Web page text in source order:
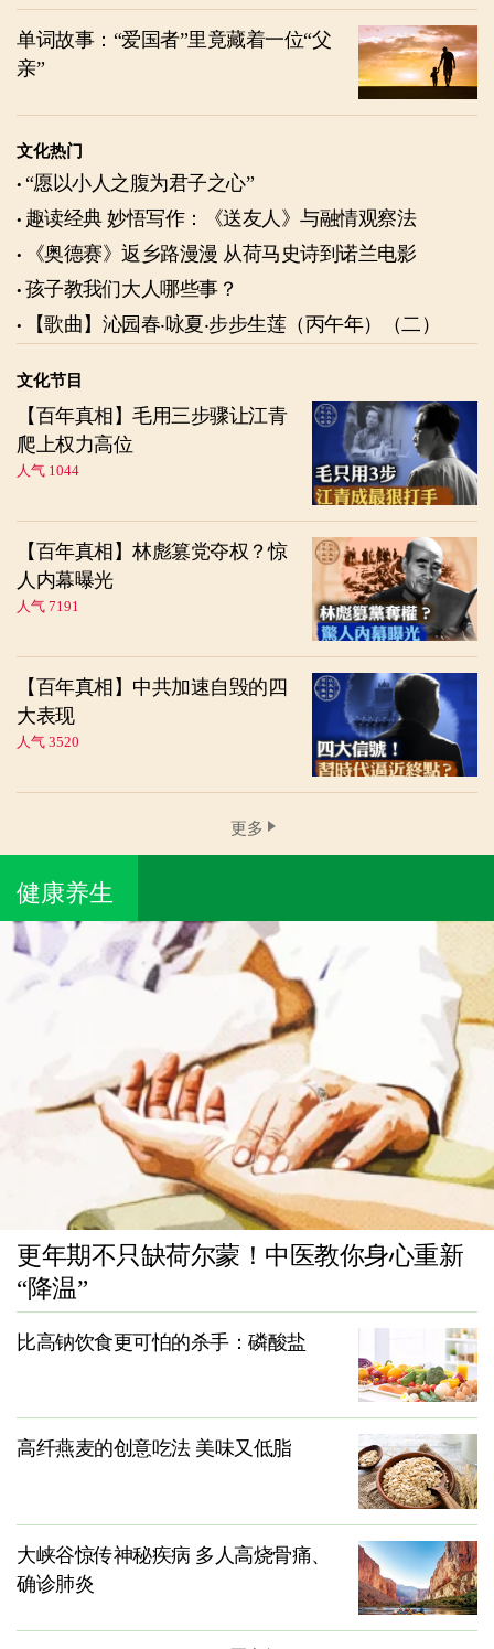
单词故事：“爱国者”里竟藏着一位“父
亲”
文化热门
“愿以小人之腹为君子之心”
趣读经典 妙悟写作：《送友人》与融情观察法
《奥德赛》返乡路漫漫 从荷马史诗到诺兰电影
孩子教我们大人哪些事？
【歌曲】沁园春‧咏夏‧步步生莲（丙午年）（二）
文化节目
【百年真相】毛用三步骤让江青
爬上权力高位
人气 1044
【百年真相】林彪篡党夺权？惊
人内幕曝光
人气 7191
【百年真相】中共加速自毁的四
大表现
人气 3520
更多
健康养生
更年期不只缺荷尔蒙！中医教你身心重新
“降温”
比高钠饮食更可怕的杀手：磷酸盐
高纤燕麦的创意吃法 美味又低脂
大峡谷惊传神秘疾病 多人高烧骨痛、
确诊肺炎